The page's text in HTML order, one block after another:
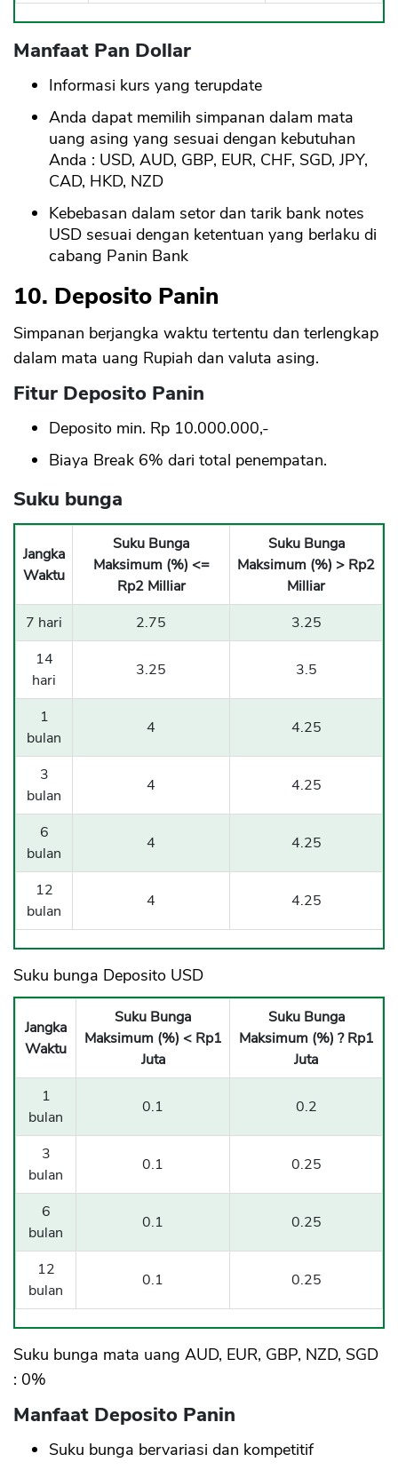
Manfaat Pan Dollar
Informasi kurs yang terupdate
Anda dapat memilih simpanan dalam mata
uang asing yang sesuai dengan kebutuhan
Anda : USD, AUD, GBP, EUR, CHF, SGD, JPY,
CAD, HKD, NZD
Kebebasan dalam setor dan tarik bank notes
USD sesuai dengan ketentuan yang berlaku di
cabang Panin Bank
10. Deposito Panin
Simpanan berjangka waktu tertentu dan terlengkap
dalam mata uang Rupiah dan valuta asing.
Fitur Deposito Panin
Deposito min. Rp 10.000.000,-
Biaya Break 6% dari total penempatan.
Suku bunga
Jangka
Waktu
Suku Bunga
Maksimum (%) <=
Rp2 Milliar
Suku Bunga
Maksimum (%) > Rp2
Milliar
7 hari
2.75
3.25
14
hari
3.25 3.5
1
bulan
4 4.25
3
bulan
4 4.25
6
bulan
4 4.25
12
bulan
4 4.25
Suku bunga Deposito USD
Jangka
Waktu
Suku Bunga
Maksimum (%) < Rp1
Juta
Suku Bunga
Maksimum (%) ? Rp1
Juta
1
bulan
0.1 0.2
3
bulan
0.1 0.25
6
bulan
0.1 0.25
12
bulan
0.1 0.25
Suku bunga mata uang AUD, EUR, GBP, NZD, SGD
: 0%
Manfaat Deposito Panin
Suku bunga bervariasi dan kompetitif